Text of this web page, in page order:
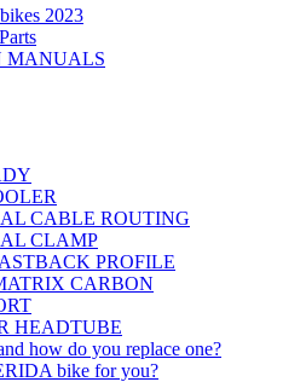
2023
MANUALS
CABLE ROUTING
CLAMP
PROFILE
CARBON
HEADTUBE
how do you replace one?
bike for you?